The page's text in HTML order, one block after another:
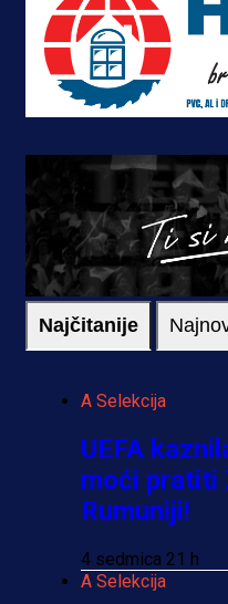
Najčitanije
A Selekcija
UEFA
moći pratiti
Rumuniji!
4 sedmica 21 h
A Selekcija